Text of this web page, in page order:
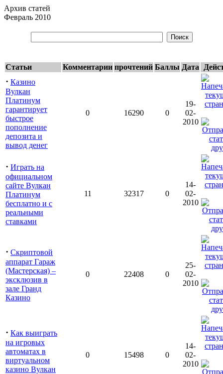
Архив статей
Февраль 2010
Статьи Комментарии прочтений Баллы Дата
· Казино
Вулкан
Платинум
гарантирует
быстрое
пополнение
депозита и
вывод денег
0 16290 0
19-
02-
2010
· Играть на
официальном
сайте Вулкан
Платинум
бесплатно и с
реальными
ставками
11 32317 0
14-
02-
2010
· Скриптовой
аппарат Гараж
(Мастерская) –
эксклюзив в
зале Гранд
Казино
0 22408 0
25-
02-
2010
· Как выиграть
на игровых
автоматах в
виртуальном
казино Вулкан
0 15498 0
14-
02-
2010